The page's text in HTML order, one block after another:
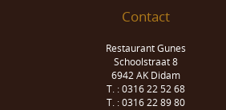
Contact
Restaurant Gunes
Schoolstraat 8
6942 AK Didam
T. : 0316 22 52 68
T. : 0316 22 89 80